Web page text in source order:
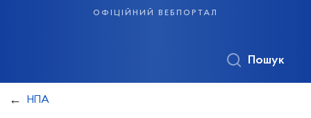
офіційний вебпортал
Пошук
НПА